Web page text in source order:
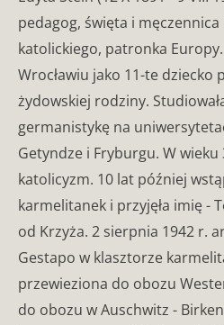
pedagog, święta i męczennica
katolickiego, patronka Europy.
Wrocławiu jako 11-te dziecko
żydowskiej rodziny.
germanistykę na
Getyndze i Fryburgu. W wieku
katolicyzm. 10 lat później
karmelitanek i przyjęła imię -
od Krzyża. 2 sierpnia 1942 r.
Gestapo w klasztorze
przewieziona do obozu
do obozu w Auschwitz -